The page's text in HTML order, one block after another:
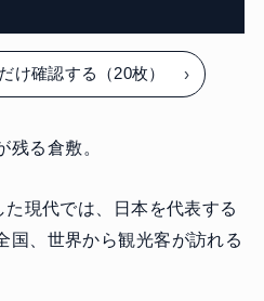
け確認する（20枚）
残る倉敷。
現代では、日本を代表する
国、世界から観光客が訪れる